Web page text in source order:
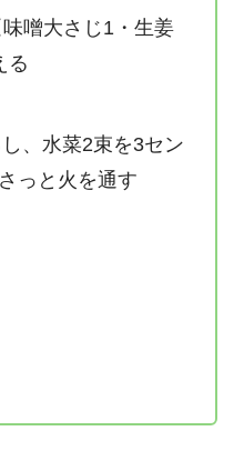
噌大さじ1・生姜
る
、水菜2束を3セン
っと火を通す